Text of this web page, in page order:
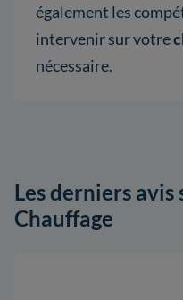
également les
intervenir sur votre
nécessaire.
Les derniers
Chauffage